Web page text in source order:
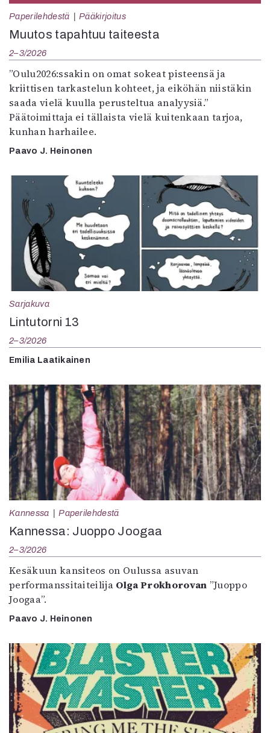
Paperilehdestä Pääkirjoitus
Muutos tapahtuu taiteesta
2–3/2026
”Oulu2026:ssakin on omat sokeat pisteensä ja
kriittisen tarkastelun kohteet, ja eiköhän niistäkin
saada vielä kuulla perusteltua analyysiä.”
Päätoimittaja ei tällaista vielä kuitenkaan tarjoa,
kunhan harhailee.
Paavo J. Heinonen
Sarjakuva
Lintutorni 13
2–3/2026
Emilia Laatikainen
Kannessa Paperilehdestä
Kannessa: Juoppo Joogaa
2–3/2026
Kesäkuun kansiteos on Oulussa asuvan
performanssitaiteilija Olga Prokhorovan ”Juoppo
Joogaa”.
Paavo J. Heinonen